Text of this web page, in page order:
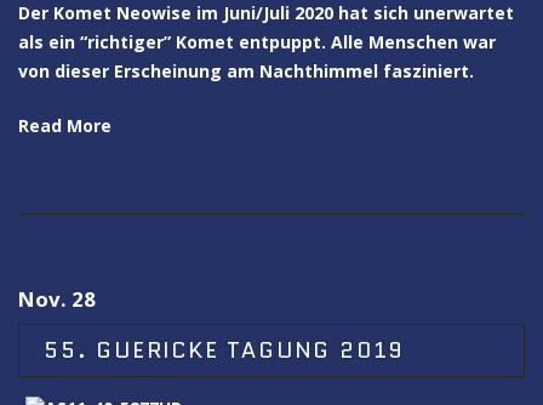
Der Komet Neowise im Juni/Juli 2020 hat sich unerwartet
als ein “richtiger” Komet entpuppt. Alle Menschen war
von dieser Erscheinung am Nachthimmel fasziniert.
Read More
Nov. 28
55. GUERICKE TAGUNG 2019